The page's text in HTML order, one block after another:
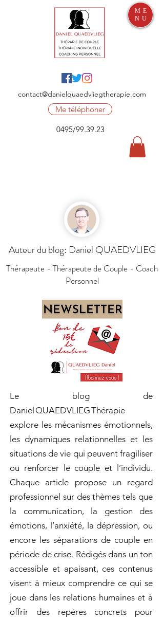
contact@danielquaedvliegtherapie.com
Me téléphoner
0495/99.39.23
ME
NU
Auteur du blog: Daniel QUAEDVLIEG
Thérapeute - Thérapeute de Couple - Coach
Personnel
Le blog de
Daniel QUAEDVLIEG Thérapie
explore les mécanismes émotionnels,
les dynamiques relationnelles et les
situations de vie qui peuvent fragiliser
ou renforcer le couple et l’individu.
Chaque article propose un regard
professionnel sur des thèmes tels que
la communication, la gestion des
émotions, l’anxiété, la dépression, ou
encore les séparations de couple en
période de crise. Rédigés dans un ton
accessible et apaisant, ces contenus
visent à mieux comprendre ce qui se
joue dans les relations humaines et à
offrir des repères concrets pour